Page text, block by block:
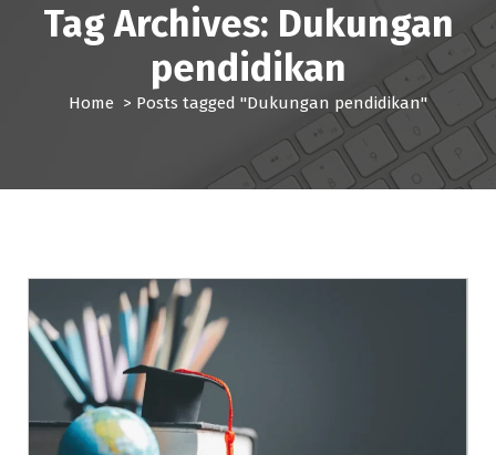
Tag Archives: Dukungan
pendidikan
Home > Posts tagged "Dukungan pendidikan"